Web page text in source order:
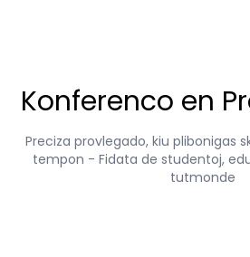
Konferenco en
Preciza provlegado, kiu plibonigas
tempon - Fidata de studentoj,
tutmonde